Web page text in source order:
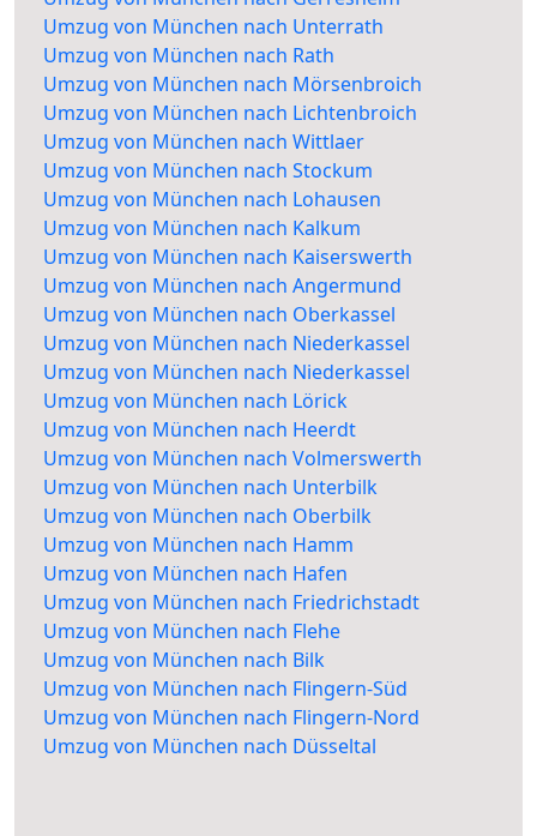
Umzug von München nach Unterrath
Umzug von München nach Rath
Umzug von München nach Mörsenbroich
Umzug von München nach Lichtenbroich
Umzug von München nach Wittlaer
Umzug von München nach Stockum
Umzug von München nach Lohausen
Umzug von München nach Kalkum
Umzug von München nach Kaiserswerth
Umzug von München nach Angermund
Umzug von München nach Oberkassel
Umzug von München nach Niederkassel
Umzug von München nach Niederkassel
Umzug von München nach Lörick
Umzug von München nach Heerdt
Umzug von München nach Volmerswerth
Umzug von München nach Unterbilk
Umzug von München nach Oberbilk
Umzug von München nach Hamm
Umzug von München nach Hafen
Umzug von München nach Friedrichstadt
Umzug von München nach Flehe
Umzug von München nach Bilk
Umzug von München nach Flingern-Süd
Umzug von München nach Flingern-Nord
Umzug von München nach Düsseltal